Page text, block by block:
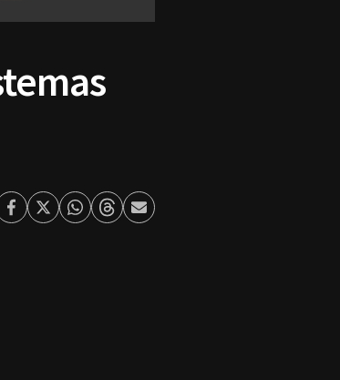
Facebook
TwitterWhatsapp
ThreadsEnviar